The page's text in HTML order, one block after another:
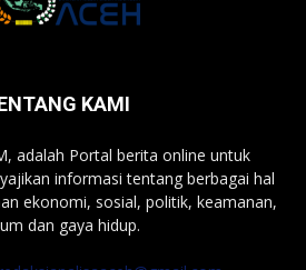
KAMI
adalah Portal berita online untuk
informasi tentang berbagai hal
ekonomi, sosial, politik, keamanan,
dan gaya hidup.